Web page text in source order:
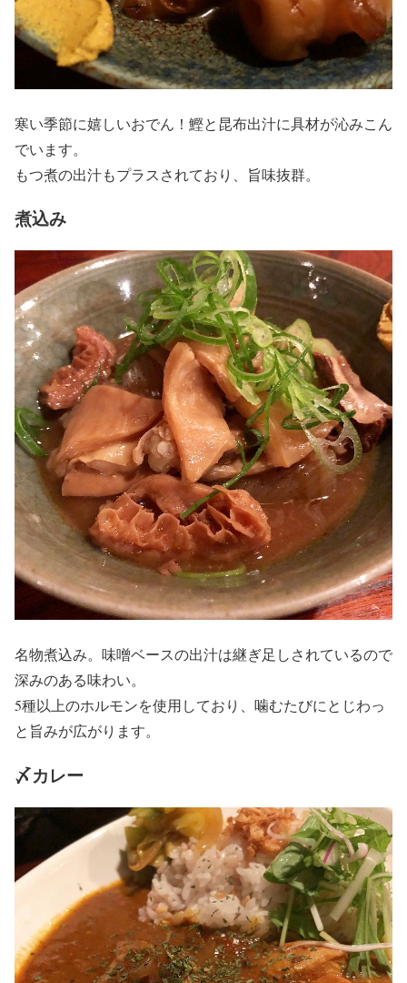
寒い季節に嬉しいおでん！鰹と昆布出汁に具材が沁みこん
でいます。
もつ煮の出汁もプラスされており、旨味抜群。
煮込み
名物煮込み。味噌ベースの出汁は継ぎ足しされているので
深みのある味わい。
5種以上のホルモンを使用しており、噛むたびにとじわっ
と旨みが広がります。
〆カレー